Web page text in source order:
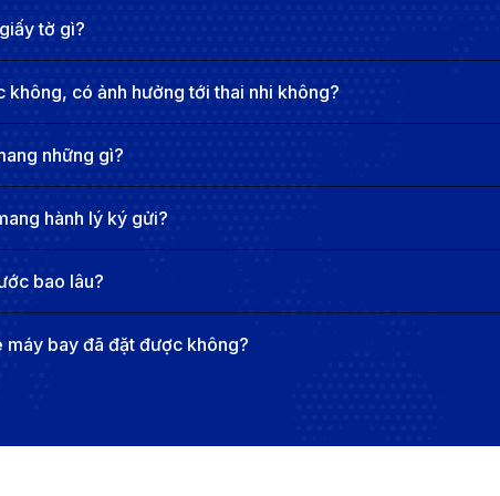
tờ gì?
không, có ảnh hưởng tới thai nhi không?
những gì?
hành lý ký gửi?
bao lâu?
máy bay đã đặt được không?